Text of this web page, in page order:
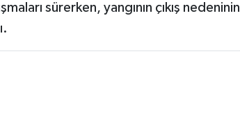
sürerken, yangının çıkış nedeninin